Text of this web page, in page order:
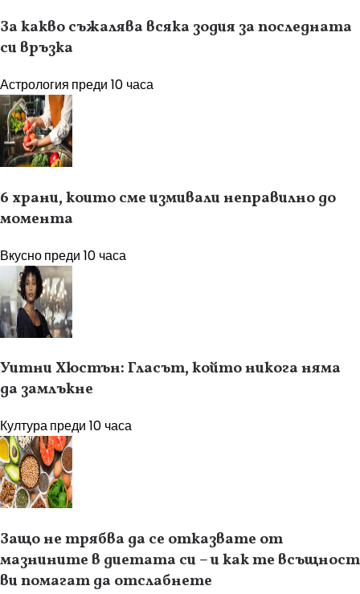
За какво съжалява всяка зодия за последната
си връзка
Астрология преди 10 часа
6 храни, които сме измивали неправилно до
момента
Вкуснопреди 10 часа
Уитни Хюстън: Гласът, който никога няма
да замлъкне
Културапреди 10 часа
Защо не трябва да се отказвате от
мазнините в диетата си – и как те всъщност
ви помагат да отслабнете